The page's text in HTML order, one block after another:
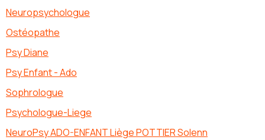
Neuropsychologue
Ostéopathe
Psy Diane
Psy Enfant - Ado
Sophrologue
Psychologue-Liege
NeuroPsy ADO-ENFANT Liège POTTIER Solenn